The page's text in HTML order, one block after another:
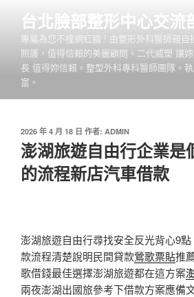
台北臉部整形中心交流
專屬為您不撞網紅臉 ! 由整形外科醫師親自
照護，值得信賴的美麗顧問。二代威塑 讓
長 值得妳信賴。整型外科專科醫師團隊。
富。
發
佈
於
2026 年 4 月 18 日 作者: ADMIN
澎湖旅遊自由行企業是
的流程新店汽車借款
澎湖旅遊自由行尋找安全反光背心9點
款流程清楚說明民間貸款鶯歌票貼推
歌借錢最佳選擇澎湖旅遊都在這方案
兩夜澎湖出國旅參考下借款方案應備